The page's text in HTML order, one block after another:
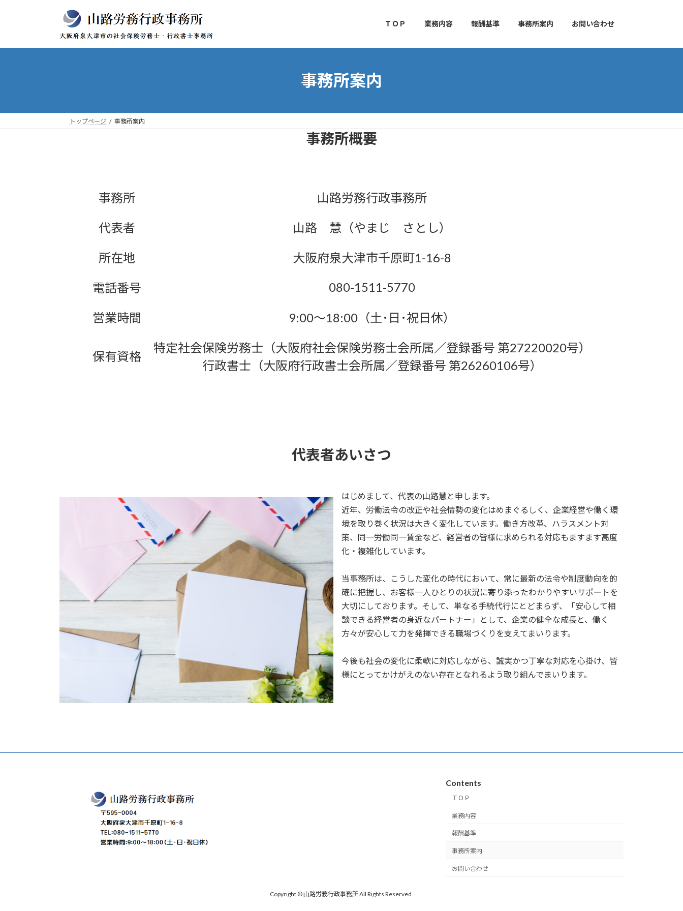
プ
動
ＴＯＰ 業務内容 報酬基準 事務所案内 お問い合わせ
事務所案内
トップページ 事務所案内
事務所概要
事務所 山路労務行政事務所
代表者 山路 慧（やまじ さとし）
所在地 大阪府泉大津市千原町1-16-8
電話番号 080-1511-5770
営業時間 9:00～18:00（土･日･祝日休）
保有資格
特定社会保険労務士（大阪府社会保険労務士会所属／登録番号 第27220020号）
行政書士（大阪府行政書士会所属／登録番号 第26260106号）
代表者あいさつ
はじめまして、代表の山路慧と申します。
近年、労働法令の改正や社会情勢の変化はめまぐるしく、企業経営や働く環
境を取り巻く状況は大きく変化しています。働き方改革、ハラスメント対
策、同一労働同一賃金など、経営者の皆様に求められる対応もますます高度
化・複雑化しています。
当事務所は、こうした変化の時代において、常に最新の法令や制度動向を的
確に把握し、お客様一人ひとりの状況に寄り添ったわかりやすいサポートを
大切にしております。そして、単なる手続代行にとどまらず、「安心して相
談できる経営者の身近なパートナー」として、企業の健全な成長と、働く
方々が安心して力を発揮できる職場づくりを支えてまいります。
今後も社会の変化に柔軟に対応しながら、誠実かつ丁寧な対応を心掛け、皆
様にとってかけがえのない存在となれるよう取り組んでまいります。
Contents
ＴＯＰ
業務内容
報酬基準
事務所案内
お問い合わせ
Copyright © 山路労務行政事務所 All Rights Reserved.